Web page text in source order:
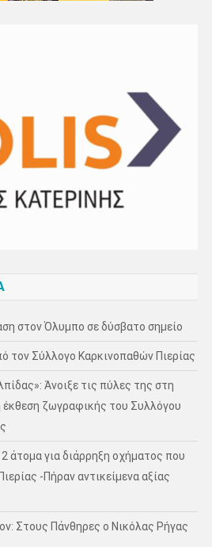
στον Όλυμπο σε δύσβατο σημείο
τον Σύλλογο Καρκινοπαθών Πιερίας
Άνοιξε τις πύλες της στη
ζωγραφικής του Συλλόγου
άτομα για διάρρηξη οχήματος που
-Πήραν αντικείμενα αξίας
Στους Πάνθηρες ο Νικόλας Ρήγας